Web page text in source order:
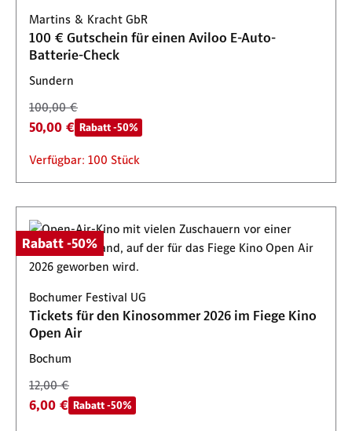
Martins & Kracht GbR
100 € Gutschein für einen Aviloo E-Auto-
Batterie-Check
Sundern
100,00 €
50,00 € Rabatt -50%
Verfügbar: 100 Stück
Rabatt -50%
Bochumer Festival UG
Tickets für den Kinosommer 2026 im Fiege Kino
Open Air
Bochum
12,00 €
6,00 € Rabatt -50%